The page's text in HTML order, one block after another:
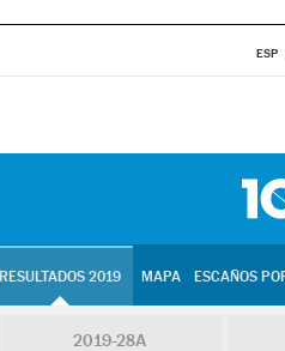
ESP
RESULTADOS 2019 MAPA ESCAÑOS
2019-28A